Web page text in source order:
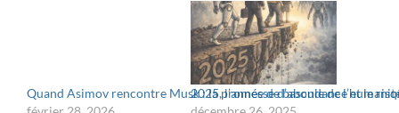
Quand Asimov rencontre Musk : la promesse d’abondance et le
2025, l’année de bascule de